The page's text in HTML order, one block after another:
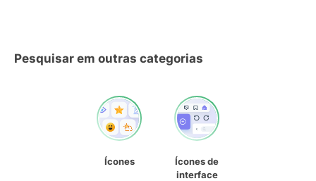
Pesquisar em outras categorias
Ícones
Ícones de
interface